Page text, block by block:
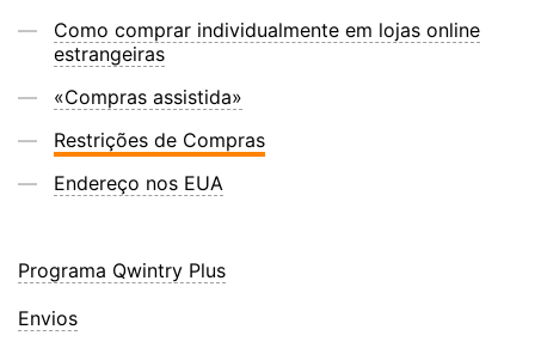
Como comprar individualmente em lojas online
estrangeiras
«Compras assistida»
Restrições de Compras
Endereço nos EUA
Programa Qwintry Plus
Envios